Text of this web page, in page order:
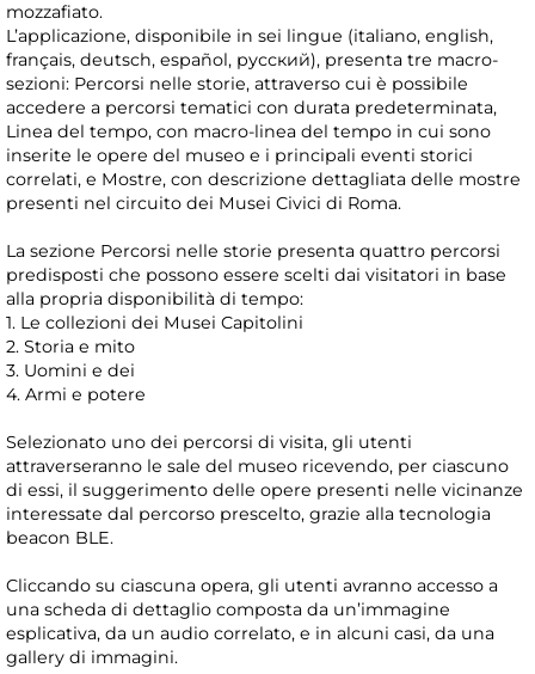
mozzafiato.
L’applicazione, disponibile in sei lingue (italiano, english,
français, deutsch, español, русский), presenta tre macro-
sezioni: Percorsi nelle storie, attraverso cui è possibile
accedere a percorsi tematici con durata predeterminata,
Linea del tempo, con macro-linea del tempo in cui sono
inserite le opere del museo e i principali eventi storici
correlati, e Mostre, con descrizione dettagliata delle mostre
presenti nel circuito dei Musei Civici di Roma.
La sezione Percorsi nelle storie presenta quattro percorsi
predisposti che possono essere scelti dai visitatori in base
alla propria disponibilità di tempo:
1. Le collezioni dei Musei Capitolini
2. Storia e mito
3. Uomini e dei
4. Armi e potere
Selezionato uno dei percorsi di visita, gli utenti
attraverseranno le sale del museo ricevendo, per ciascuno
di essi, il suggerimento delle opere presenti nelle vicinanze
interessate dal percorso prescelto, grazie alla tecnologia
beacon BLE.
Cliccando su ciascuna opera, gli utenti avranno accesso a
una scheda di dettaglio composta da un’immagine
esplicativa, da un audio correlato, e in alcuni casi, da una
gallery di immagini.